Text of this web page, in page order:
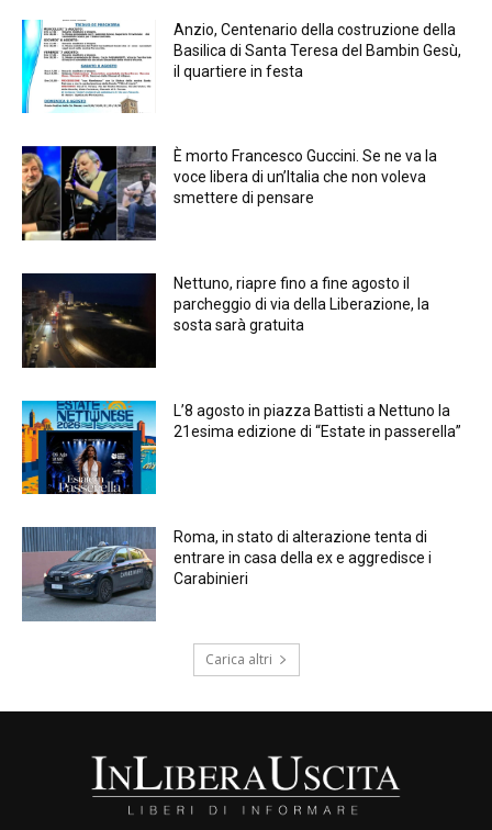
Anzio, Centenario della costruzione della
Basilica di Santa Teresa del Bambin Gesù,
il quartiere in festa
È morto Francesco Guccini. Se ne va la
voce libera di un’Italia che non voleva
smettere di pensare
Nettuno, riapre fino a fine agosto il
parcheggio di via della Liberazione, la
sosta sarà gratuita
L’8 agosto in piazza Battisti a Nettuno la
21esima edizione di “Estate in passerella”
Roma, in stato di alterazione tenta di
entrare in casa della ex e aggredisce i
Carabinieri
Carica altri